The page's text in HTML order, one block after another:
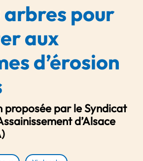
pour
aux
d’érosion
proposée par le Syndicat
d’Alsace